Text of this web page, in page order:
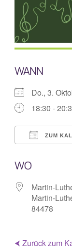
WANN
Do., 3.
18:30 -
ZUM
WO
Martin-
Martin-
84478
⮜ Zurück zum